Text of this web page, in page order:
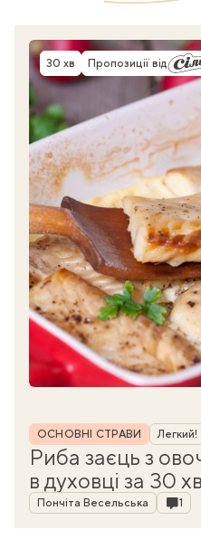
Час приготування
30 хв Пропозиції від
Рубрика
ОСНОВНІ СТРАВИ Легкий!
Риба заєць з
в духовці за 30
Автор
Пончіта Весельська 1